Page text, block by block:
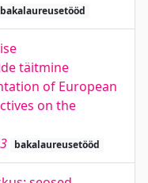
bakalaureusetööd
täitmine
of European
on the
bakalaureusetööd